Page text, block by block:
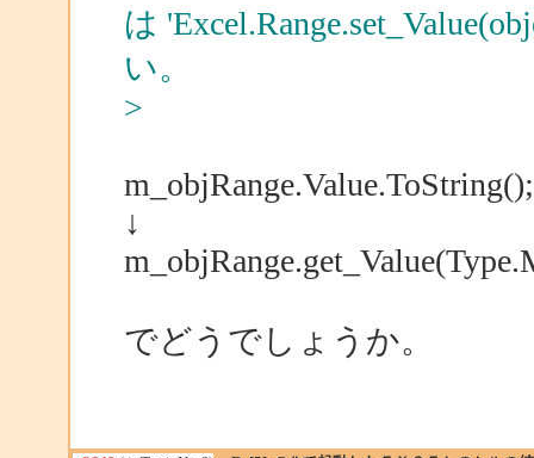
は
い。
>
m_objRange.Value.ToString();
↓
でどうでしょうか。